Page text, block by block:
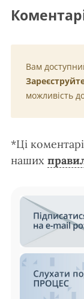
Вам
можливість
*Ці
наших